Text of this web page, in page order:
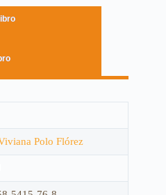
Polo Flórez